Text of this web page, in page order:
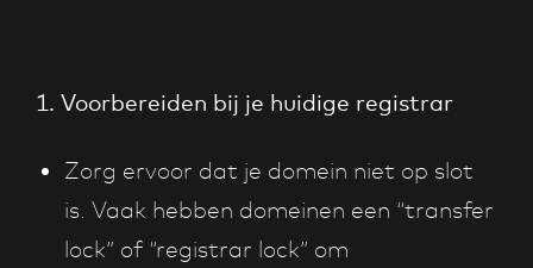
1. Voorbereiden bij je huidige registrar
Zorg ervoor dat je domein niet op slot
is. Vaak hebben domeinen een “transfer
lock” of “registrar lock” om